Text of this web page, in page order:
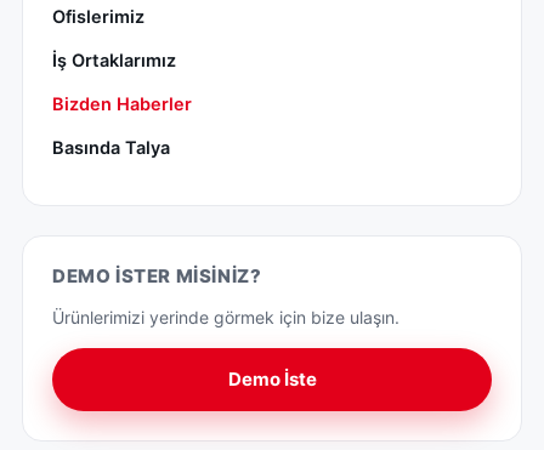
Ofislerimiz
İş Ortaklarımız
Bizden Haberler
Basında Talya
DEMO İSTER MISINIZ?
Ürünlerimizi yerinde görmek için bize ulaşın.
Demo İste